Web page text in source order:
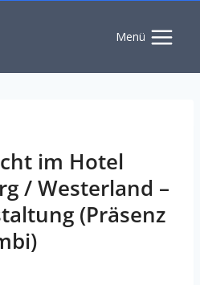
Menü
im Hotel
/ Westerland –
(Präsenz